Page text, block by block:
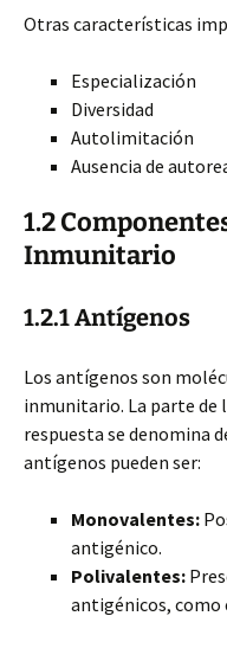
Otras características
Especialización
Diversidad
Autolimitación
Ausencia de
1.2
Inmunitario
1.2.1 Antígenos
Los antígenos son
inmunitario. La parte de
respuesta se denomina
antígenos pueden ser:
Monovalentes:
antigénico.
Polivalentes:
antigénicos, como